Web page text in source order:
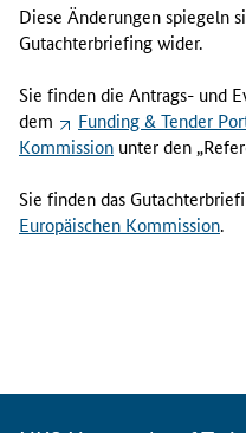
Diese Änderungen spiegeln
Gutachterbriefingwider.
Sie finden die Antrags- und
dem
Funding & Tender
Kommission unter den „
Sie finden das Gutachter
Europäischen Kommission.